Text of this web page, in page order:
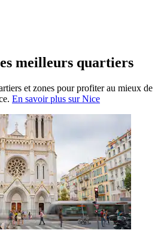
meilleurs quartiers
et zones pour profiter au mieux de
En savoir plus sur Nice